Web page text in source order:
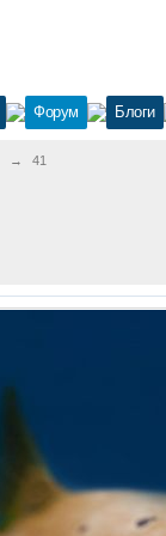
Форум Блоги
→ 41